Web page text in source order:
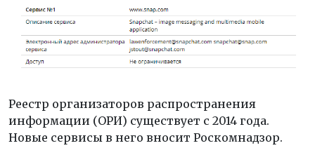
Реестр организаторов распространения
информации (ОРИ) существует с 2014 года.
Новые сервисы в него вносит Роскомнадзор.